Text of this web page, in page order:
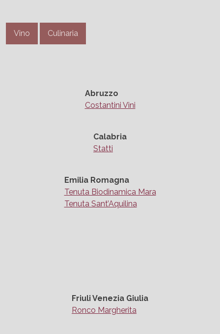
Vino Culinaria
Abruzzo
Costantini Vini
Calabria
Statti
Emilia Romagna
Tenuta Biodinamica Mara
Tenuta Sant’Aquilina
Friuli Venezia Giulia
Ronco Margherita